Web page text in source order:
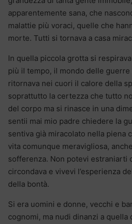
apparentemente sana, che
malattie più voraci, quelle che
morte. Tutti si tornava a casa
In quella piccola grotta si
più il tempo, il mondo delle
ritornava nei cuori il calore della
soprattutto la certezza che tutto
del corpo ma si rinasce in una
sentii mai mio padre chiedere la
sentiva già miracolato nella piena
vita comunque meravigliosa,
sofferenza. Non potevi estraniarti
circondava e vivevi l’esperienza
della bontà.
Si era uomini e donne, vecchi e
cognomi, ma nudi dinanzi a quella